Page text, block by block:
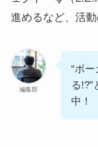
進めるなど、活
編集部
“ボ
る
中！